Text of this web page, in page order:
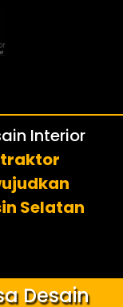
Interior
Selatan
Desain